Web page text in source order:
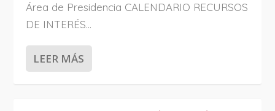
Área de Presidencia CALENDARIO RECURSOS
DE INTERÉS...
LEER MÁS